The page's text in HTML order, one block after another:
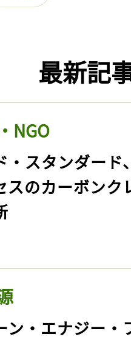
最新記
NGO
・スタンダード
スのカーボンク
ン・エナジー・